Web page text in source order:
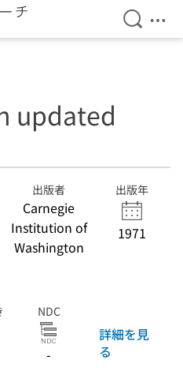
検索を
メ
updated
出版者
Carnegie
Institution of
Washington
出版年
1971
NDC
-
詳細を見
る